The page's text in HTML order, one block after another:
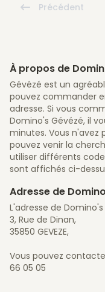
Précédent
À propos de
Gévézé est un
pouvez commander
adresse. Si vous
Domino's Gévézé, il
minutes. Vous n'avez
pouvez venir la
utiliser différents
sont affichés ci-
Adresse de
L'adresse de
3, Rue de Dinan,
35850 GEVEZE,
Vous pouvez
66 05 05